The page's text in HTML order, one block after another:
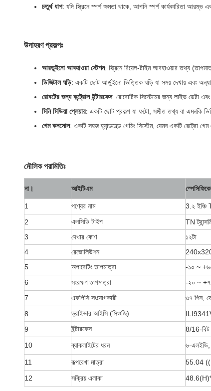
চতুর্থ ধাপ: যদি স্ক্রিনে স্পর্শ ক্ষমতা থাকে, আপনি স্পর্শ কার্যকারিতা আরম্ভ
উদাহরণ প্রকল্পঃ
আরডুইনো আবহাওয়া স্টেশন: স্ক্রিনে রিয়েল-টাইম আবহাওয়ার তথ্য
ডিজিটাল ঘড়ি: একটি ছোট আর্ডুইনো ভিত্তিক ঘড়ি যা সময় দেখায় এবং
রোবটের জন্য কন্ট্রোল ইন্টারফেস: রোবোটিক সিস্টেমের জন্য লাইভ ডেটা
মিনি মিডিয়া প্লেয়ার: একটি ছোট প্রকল্প যা ফটো, সঙ্গীত তথ্য বা এমনকি
গেম কনসোল: একটি সহজ হ্যান্ডহেল্ড গেমিং সিস্টেম, যেমন একটি রেট্রো
মৌলিক পরামিতিঃ
না। আইটিএম
1 পণ্যের নাম
3.২
2
এলসিডি টাইপ
TN
3
দেখার কোণ
১২টা
4
রেজোলিউশন
240x320
5
অপারেটিং তাপমাত্রা -১০ ~
6
সংরক্ষণ তাপমাত্রা -২০ ~
7
এফপিসি সংযোগকারী
৩৭ পিন,
8
ড্রাইভার আইসি (সিওজি)
9
ইন্টারফেস
8/16-বিট
10
ব্যাকলাইটের ধরন ৬-এলইডি,
11 রূপরেখা মাত্রা 55.04
12
সক্রিয় এলাকা 48.6(H)